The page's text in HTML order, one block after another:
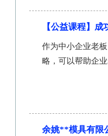
【公益课程】
作为中小企业老
略，可以帮助企
余姚**模具有限